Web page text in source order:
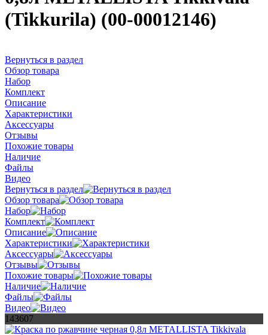
(Tikkurila) (00-00012146)
Вернуться в раздел
Обзор товара
Набор
Комплект
Описание
Характеристики
Аксессуары
Отзывы
Похожие товары
Наличие
Файлы
Видео
Вернуться в раздел
Обзор товара
Набор
Комплект
Описание
Характеристики
Аксессуары
Отзывы
Похожие товары
Наличие
Файлы
Видео
143607